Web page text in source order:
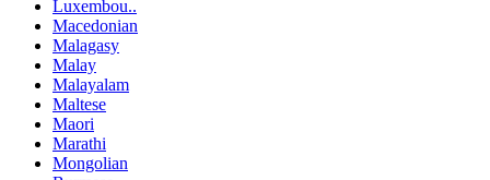
Luxembou..
Macedonian
Malagasy
Malay
Malayalam
Maltese
Maori
Marathi
Mongolian